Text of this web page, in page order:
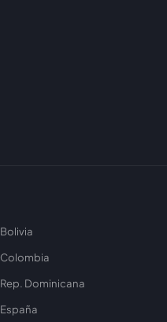
Bolivia
Colombia
Rep. Dominicana
España